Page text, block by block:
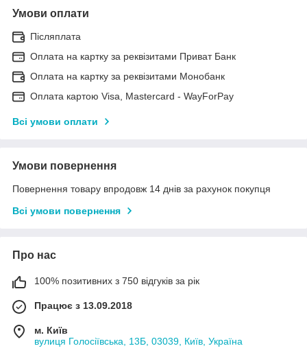
Умови оплати
Післяплата
Оплата на картку за реквізитами Приват Банк
Оплата на картку за реквізитами Монобанк
Оплата картою Visa, Mastercard - WayForPay
Всі умови оплати
Умови повернення
Повернення товару впродовж 14 днів за рахунок покупця
Всі умови повернення
Про нас
100% позитивних з 750 відгуків за рік
Працює з 13.09.2018
м. Київ
вулиця Голосіївська, 13Б, 03039, Київ, Україна